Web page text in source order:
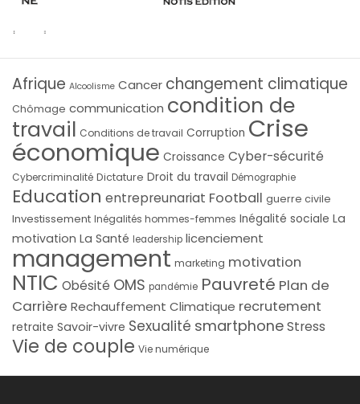
Afrique Alcoolisme Cancer changement climatique
Chômage communication condition de
travail Conditions de travail Corruption Crise
économique Croissance Cyber-sécurité
Cybercriminalité Dictature Droit du travail Démographie
Education entrepreunariat Football guerre civile
Investissement Inégalités hommes-femmes Inégalité sociale La
motivation La Santé leadership licenciement
management marketing motivation
NTIC Obésité OMS pandémie Pauvreté Plan de
Carrière Rechauffement Climatique recrutement
retraite Savoir-vivre Sexualité smartphoneStress
Vie de couple Vie numérique